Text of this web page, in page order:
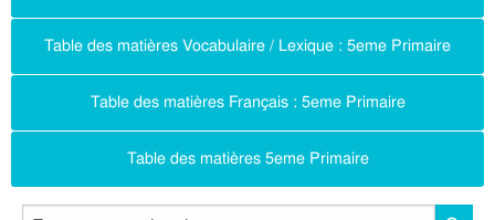
Table des matières Vocabulaire / Lexique : 5eme Primaire
Table des matières Français : 5eme Primaire
Table des matières 5eme Primaire